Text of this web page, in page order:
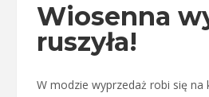
Wiosenna
ruszyła!
W modzie wyprzedaż robi się na